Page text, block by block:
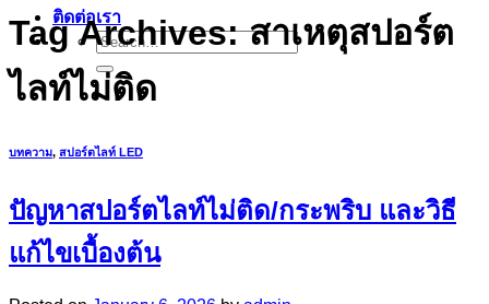
ติดต่อเรา
Search
for:
Tag Archives:สาเหตุสปอร์ต
ไลท์ไม่ติด
บทความ, สปอร์ตไลท์ LED
ปัญหาสปอร์ตไลท์ไม่ติด/กระพริบ และวิธี
แก้ไขเบื้องต้น